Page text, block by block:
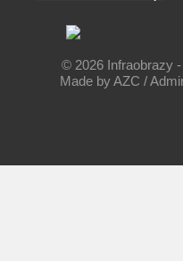
© 2026 Infraobrazy
Made byAZC /